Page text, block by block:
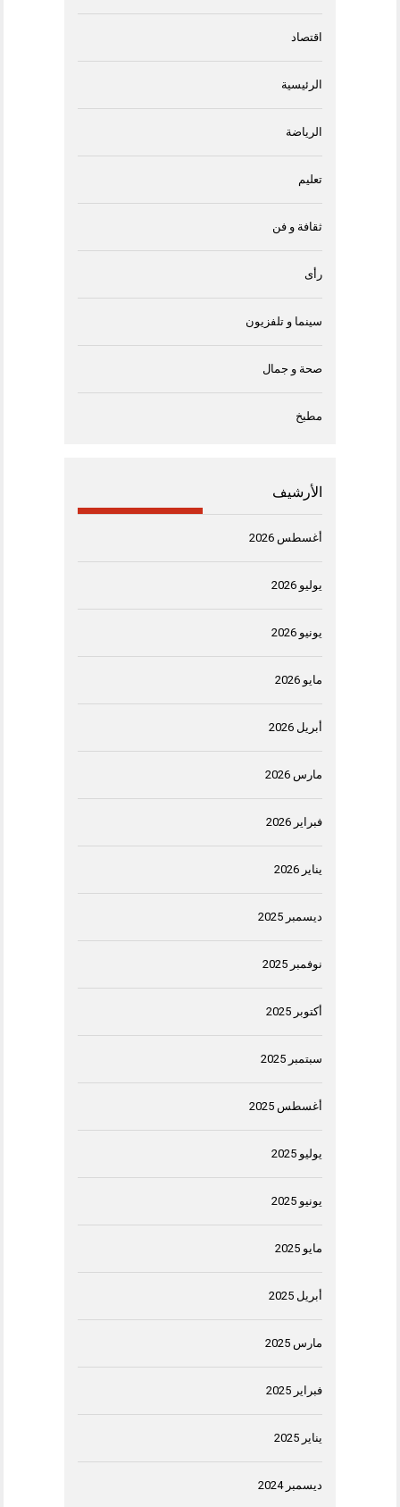
اقتصاد
الرئيسية
الرياضة
تعليم
ثقافة و فن
رأى
سينما و تلفزيون
صحة و جمال
مطبخ
الأرشيف
أغسطس 2026
يوليو 2026
يونيو 2026
مايو 2026
أبريل 2026
مارس 2026
فبراير 2026
يناير 2026
ديسمبر 2025
نوفمبر 2025
أكتوبر 2025
سبتمبر 2025
أغسطس 2025
يوليو 2025
يونيو 2025
مايو 2025
أبريل 2025
مارس 2025
فبراير 2025
يناير 2025
ديسمبر 2024